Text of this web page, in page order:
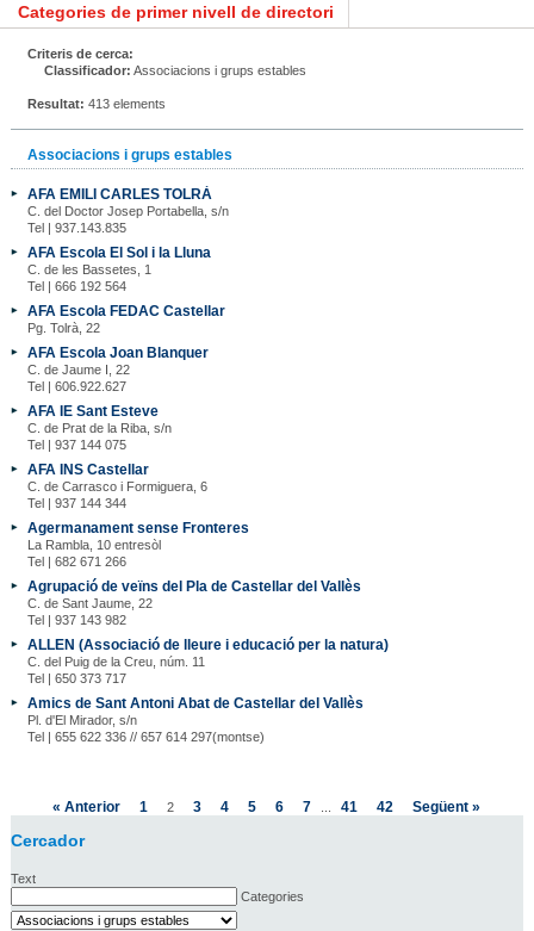
Categories de primer nivell de directori
Criteris de cerca:
Classificador: Associacions i grups estables
Resultat: 413 elements
Associacions i grups estables
AFA EMILI CARLES TOLRÀ
C. del Doctor Josep Portabella, s/n
Tel | 937.143.835
AFA Escola El Sol i la Lluna
C. de les Bassetes, 1
Tel | 666 192 564
AFA Escola FEDAC Castellar
Pg. Tolrà, 22
AFA Escola Joan Blanquer
C. de Jaume I, 22
Tel | 606.922.627
AFA IE Sant Esteve
C. de Prat de la Riba, s/n
Tel | 937 144 075
AFA INS Castellar
C. de Carrasco i Formiguera, 6
Tel | 937 144 344
Agermanament sense Fronteres
La Rambla, 10 entresòl
Tel | 682 671 266
Agrupació de veïns del Pla de Castellar del Vallès
C. de Sant Jaume, 22
Tel | 937 143 982
ALLEN (Associació de lleure i educació per la natura)
C. del Puig de la Creu, núm. 11
Tel | 650 373 717
Amics de Sant Antoni Abat de Castellar del Vallès
Pl. d'El Mirador, s/n
Tel | 655 622 336 // 657 614 297(montse)
« Anterior 1 2 3 4 5 6 7 41 42 Següent »
Cercador
Text
Categories